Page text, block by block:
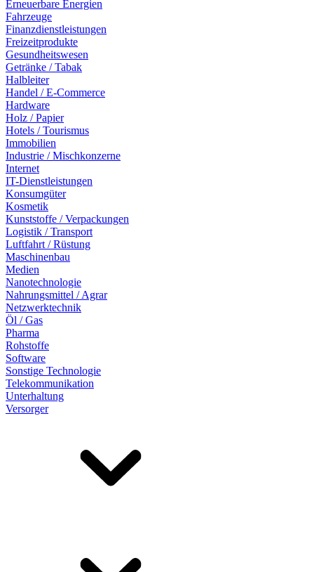
Erneuerbare Energien
Fahrzeuge
Finanzdienstleistungen
Freizeitprodukte
Gesundheitswesen
Getränke / Tabak
Halbleiter
Handel / E-Commerce
Hardware
Holz / Papier
Hotels / Tourismus
Immobilien
Industrie / Mischkonzerne
Internet
IT-Dienstleistungen
Konsumgüter
Kosmetik
Kunststoffe / Verpackungen
Logistik / Transport
Luftfahrt / Rüstung
Maschinenbau
Medien
Nanotechnologie
Nahrungsmittel / Agrar
Netzwerktechnik
Öl / Gas
Pharma
Rohstoffe
Software
Sonstige Technologie
Telekommunikation
Unterhaltung
Versorger